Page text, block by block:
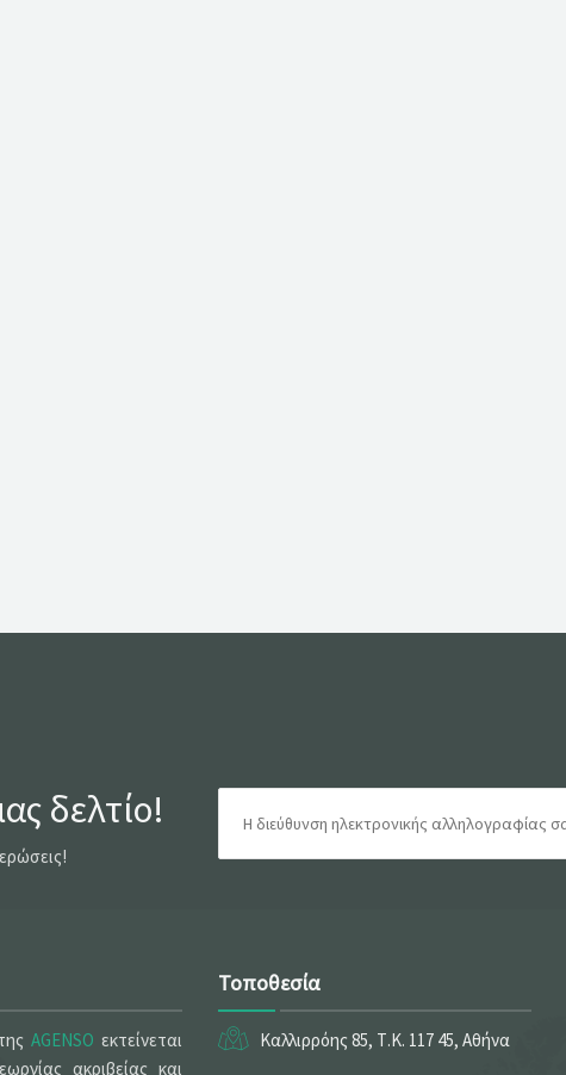
δελτίο!
AGENSO εκτείνεται
ακριβείας και
Τοποθεσία
Καλλιρρόης 85, Τ.Κ. 117 45, Αθήνα